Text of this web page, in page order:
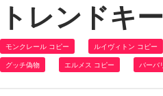
トレンドキ
モンクレール コピー ルイヴィトン コピー
グッチ偽物 エルメス コピー バーバ